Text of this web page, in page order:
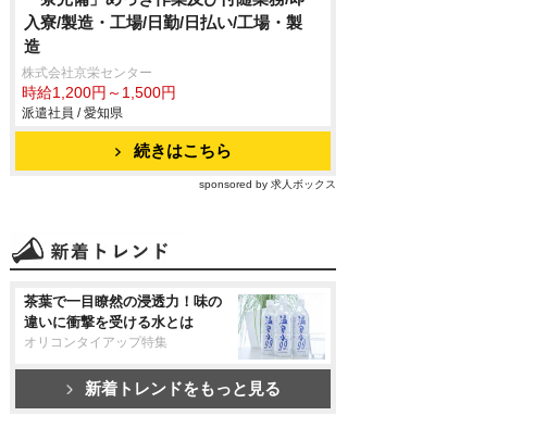
入寮/製造・工場/日勤/日払い/工場・製
造
株式会社京栄センター
時給1,200円～1,500円
派遣社員 / 愛知県
続きはこちら
sponsored by 求人ボックス
茶葉で一目瞭然の浸透力！味の
違いに衝撃を受ける水とは
オリコンタイアップ特集
新着トレンドをもっと見る